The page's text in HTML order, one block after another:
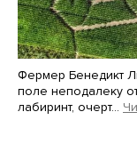
Фермер Бенедикт
поле неподалеку
лабиринт, очерт…